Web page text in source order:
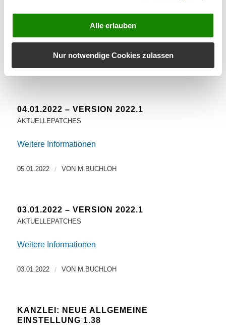
Alle erlauben
Nur notwendige Cookies zulassen
Weitere Informationen
06.01.2022 / VONM.BUCHLOH
04.01.2022 – VERSION 2022.1
AKTUELLEPATCHES
Weitere Informationen
05.01.2022 / VON M.BUCHLOH
03.01.2022 – VERSION 2022.1
AKTUELLEPATCHES
Weitere Informationen
03.01.2022 / VON M.BUCHLOH
KANZLEI: NEUE ALLGEMEINE
EINSTELLUNG 1.38